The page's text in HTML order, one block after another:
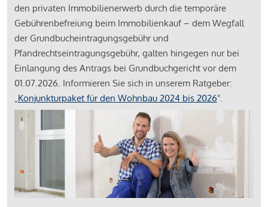
den privaten Immobilienerwerb durch die temporäre
Gebührenbefreiung beim Immobilienkauf – dem Wegfall
der Grundbucheintragungsgebühr und
Pfandrechtseintragungsgebühr, galten hingegen nur bei
Einlangung des Antrags bei Grundbuchgericht vor dem
01.07.2026. Informieren Sie sich in unserem Ratgeber:
„Konjunkturpaket für den Wohnbau 2024 bis 2026".